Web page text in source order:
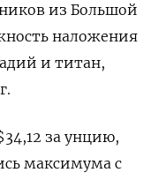
из Большой
наложения
и титан,
за унцию,
максимума с